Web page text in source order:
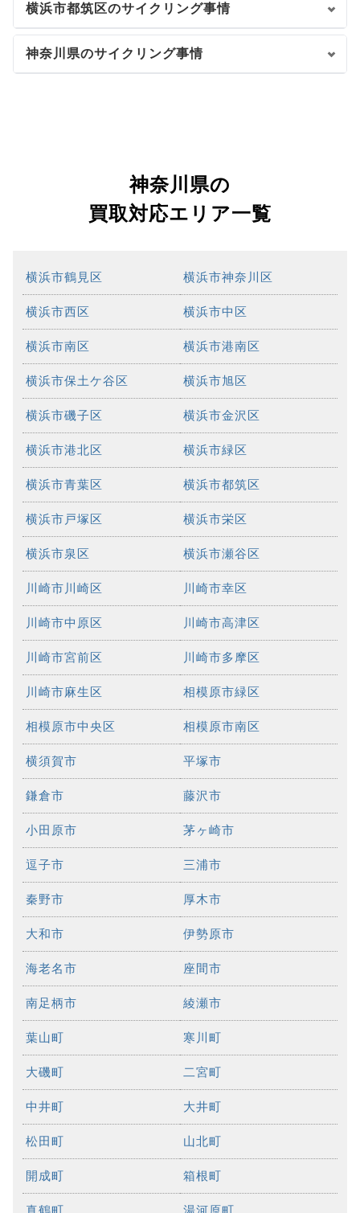
横浜市都筑区のサイクリング事情
神奈川県のサイクリング事情
神奈川県の
買取対応エリア一覧
横浜市鶴見区 横浜市神奈川区
横浜市西区 横浜市中区
横浜市南区 横浜市港南区
横浜市保土ケ谷区 横浜市旭区
横浜市磯子区 横浜市金沢区
横浜市港北区 横浜市緑区
横浜市青葉区 横浜市都筑区
横浜市戸塚区 横浜市栄区
横浜市泉区 横浜市瀬谷区
川崎市川崎区 川崎市幸区
川崎市中原区 川崎市高津区
川崎市宮前区 川崎市多摩区
川崎市麻生区 相模原市緑区
相模原市中央区 相模原市南区
横須賀市 平塚市
鎌倉市 藤沢市
小田原市 茅ヶ崎市
逗子市 三浦市
秦野市 厚木市
大和市 伊勢原市
海老名市 座間市
南足柄市 綾瀬市
葉山町 寒川町
大磯町 二宮町
中井町 大井町
松田町 山北町
開成町 箱根町
真鶴町 湯河原町